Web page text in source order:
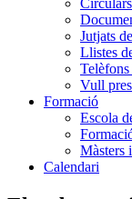
Jutjats
Llistes
Telèfons
Vull
Formació
Escola
Màsters
Calendari